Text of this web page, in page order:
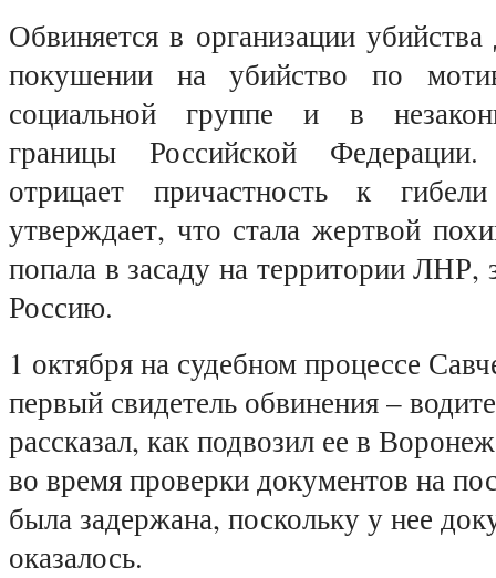
Обвиняется в организации
покушении на убийство по
социальной группе и в
границы Российской
отрицает причастность к
утверждает, что стала жертвой
попала в засаду на территории ЛНР,
Россию.
1 октября на судебном процессе
первый свидетель обвинения –
рассказал, как подвозил ее в
во время проверки документов на
была задержана, поскольку у нее
оказалось.